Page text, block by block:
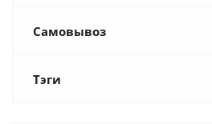
Самовывоз
Тэги